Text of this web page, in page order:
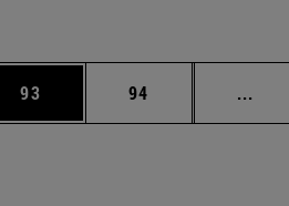
TAB para desplazarse.
Página
93 Página
94 ...